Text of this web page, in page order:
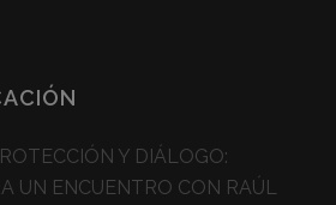
Y DIÁLOGO:
UN ENCUENTRO CON RAÚL